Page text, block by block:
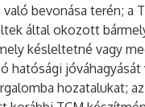
bevonása terén; a
által okozott
késleltetné vagy
hatósági jóváhagyását
hozatalukat;